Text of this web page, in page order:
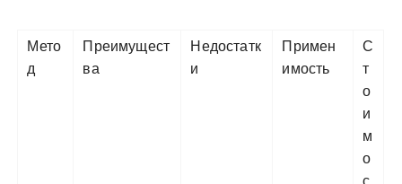
Мето
д
Преимущест
ва
Недостатк
и
Примен
имость
С
т
о
и
м
о
с